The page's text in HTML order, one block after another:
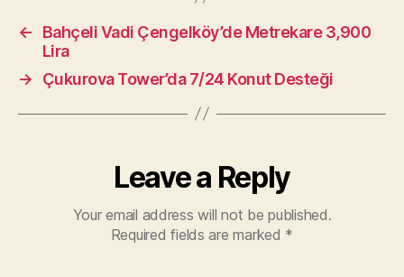
←
Bahçeli Vadi Çengelköy’de Metrekare 3,900
Lira
→
Çukurova Tower’da 7/24 Konut Desteği
Leave a Reply
Your email address will not be published.
Required fields are marked *